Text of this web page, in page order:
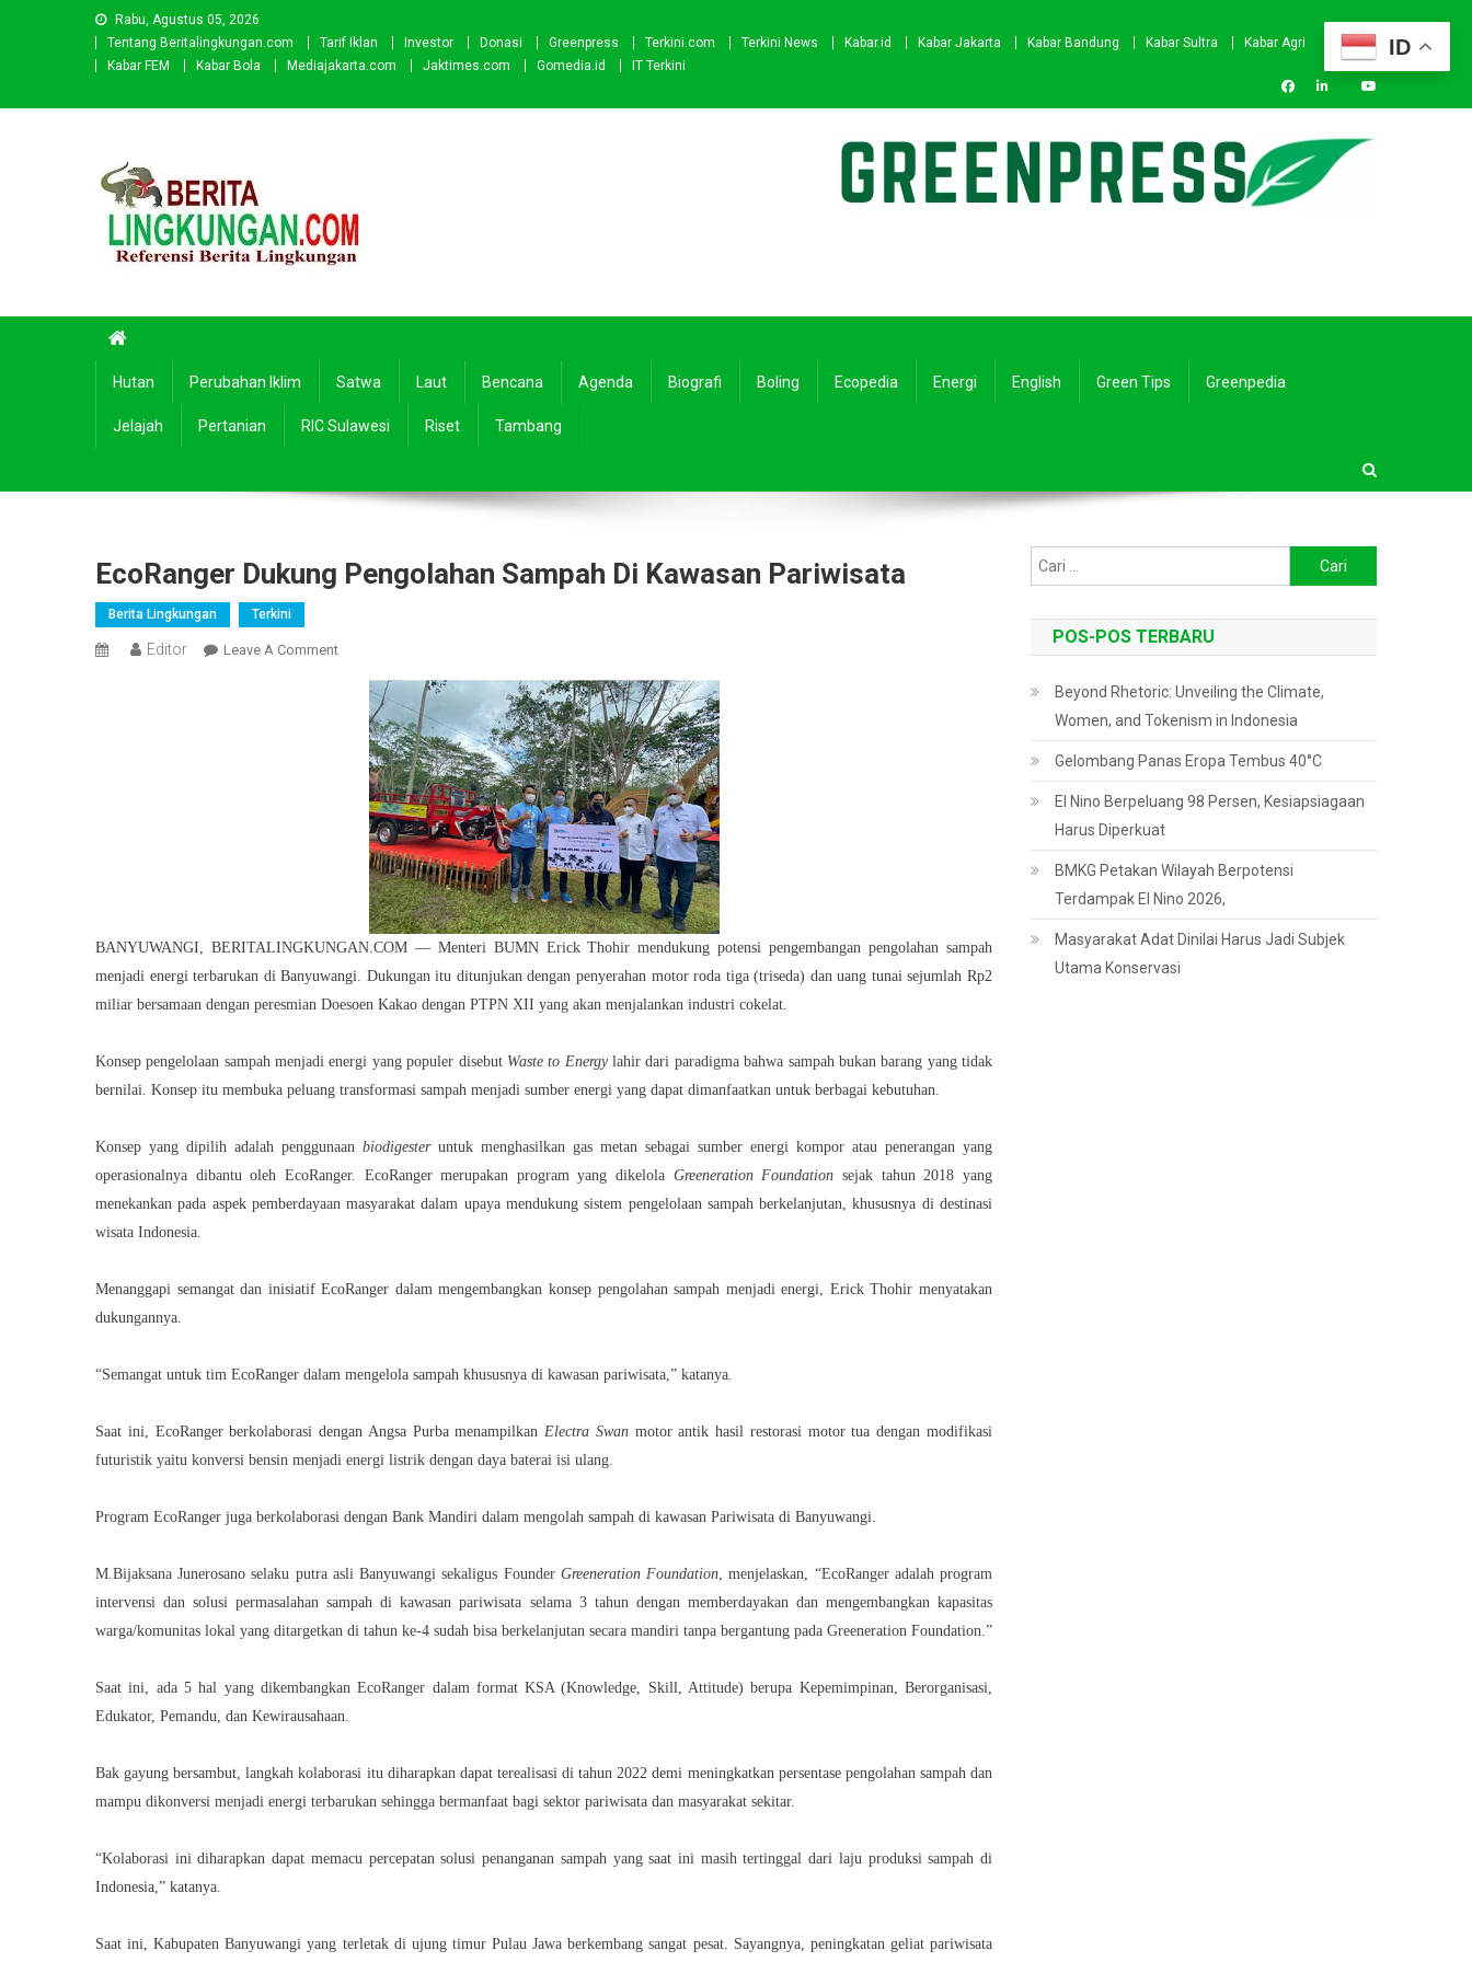
Rabu, Agustus 05, 2026
Tentang Beritalingkungan.com
Tarif Iklan Investor Donasi Greenpress Terkini.com Terkini News Kabar.id Kabar Jakarta Kabar Bandung Kabar Sultra
Kabar Agri
Kabar FEM
Kabar Bola Mediajakarta.com Jaktimes.com Gomedia.id IT Terkini
Hutan Perubahan Iklim Satwa Laut Bencana Agenda Biografi Boling Ecopedia Energi English Green Tips Greenpedia
Jelajah Pertanian RIC Sulawesi Riset Tambang
EcoRanger Dukung Pengolahan Sampah Di Kawasan Pariwisata
Berita Lingkungan Terkini
Editor Leave A CommentOn
Dukung
Pengolahan
Sampah
Kawasan
Pariwisata
BANYUWANGI, BERITALINGKUNGAN.COM — Menteri BUMN Erick Thohir mendukung potensi pengembangan pengolahan sampah
menjadi energi terbarukan di Banyuwangi. Dukungan itu ditunjukan dengan penyerahan motor roda tiga (triseda) dan uang tunai sejumlah Rp2
miliar bersamaan dengan peresmian Doesoen Kakao dengan PTPN XII yang akan menjalankan industri cokelat.
Konsep pengelolaan sampah menjadi energi yang populer disebut Waste to Energylahir dari paradigma bahwa sampah bukan barang yang tidak
bernilai. Konsep itu membuka peluang transformasi sampah menjadi sumber energi yang dapat dimanfaatkan untuk berbagai kebutuhan.
Konsep yang dipilih adalah penggunaan biodigesteruntuk menghasilkan gas metan sebagai sumber energi kompor atau penerangan yang
operasionalnya dibantu oleh EcoRanger. EcoRanger merupakan program yang dikelola Greeneration Foundation sejak tahun 2018 yang
menekankan pada aspek pemberdayaan masyarakat dalam upaya mendukung sistem pengelolaan sampah berkelanjutan, khususnya di destinasi
wisata Indonesia.
Menanggapi semangat dan inisiatif EcoRanger dalam mengembangkan konsep pengolahan sampah menjadi energi, Erick Thohir menyatakan
dukungannya.
“Semangat untuk tim EcoRanger dalam mengelola sampah khususnya di kawasan pariwisata,” katanya.
Saat ini, EcoRanger berkolaborasi dengan Angsa Purba menampilkanElectra Swanmotor antik hasil restorasi motor tua dengan modifikasi
futuristik yaitu konversi bensin menjadi energi listrik dengan daya baterai isi ulang.
Program EcoRanger juga berkolaborasi dengan Bank Mandiri dalam mengolah sampah di kawasan Pariwisata di Banyuwangi.
M.Bijaksana Junerosano selaku putra asli Banyuwangi sekaligus Founder Greeneration Foundation, menjelaskan, “EcoRanger adalah program
intervensi dan solusi permasalahan sampah di kawasan pariwisata selama 3 tahun dengan memberdayakan dan mengembangkan kapasitas
warga/komunitas lokal yang ditargetkan di tahun ke-4 sudah bisa berkelanjutan secara mandiri tanpa bergantung pada Greeneration Foundation.”
Saat ini, ada 5 hal yang dikembangkan EcoRanger dalam format KSA (Knowledge, Skill, Attitude) berupa Kepemimpinan, Berorganisasi,
Edukator, Pemandu, dan Kewirausahaan.
Bak gayung bersambut, langkah kolaborasi itu diharapkan dapat terealisasi di tahun 2022 demi meningkatkan persentase pengolahan sampah dan
mampu dikonversi menjadi energi terbarukan sehingga bermanfaat bagi sektor pariwisata dan masyarakat sekitar.
“Kolaborasi ini diharapkan dapat memacu percepatan solusi penanganan sampah yang saat ini masih tertinggal dari laju produksi sampah di
Indonesia,” katanya.
Saat ini, Kabupaten Banyuwangi yang terletak di ujung timur Pulau Jawa berkembang sangat pesat. Sayangnya, peningkatan geliat pariwisata
untuk:
POS-POS TERBARU
Beyond Rhetoric: Unveiling the Climate,
Women, and Tokenism in Indonesia
Gelombang Panas Eropa Tembus 40°C
El Nino Berpeluang 98 Persen, Kesiapsiagaan
Harus Diperkuat
BMKG Petakan Wilayah Berpotensi
Terdampak El Nino 2026,
Masyarakat Adat Dinilai Harus Jadi Subjek
Utama Konservasi
ID